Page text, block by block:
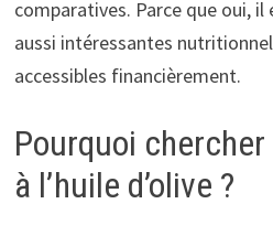
comparatives. Parce que oui,
aussi intéressantes
accessibles financièrement.
Pourquoi
à l’huile d’olive ?